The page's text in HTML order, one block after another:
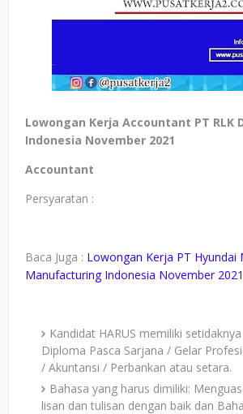
Lowongan Kerja Accountant PT RLK
Indonesia November 2021
Accountant
Persyaratan :
Baca Juga : Lowongan Kerja PT Hyundai
Manufacturing Indonesia November 2021
Kandidat HARUS memiliki
Diploma Pasca Sarjana / Gelar
/ Akuntansi / Perbankan atau setara.
Bahasa yang harus dimiliki:
lisan dan tulisan dengan baik dan